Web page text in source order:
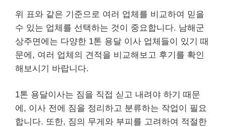
위 표와 같은 기준으로 여러 업체를 비교하여 믿을
수 있는 업체를 선택하는 것이 중요합니다. 남해군
상주면에는 다양한 1톤 용달 이사 업체들이 있기 때
문에, 여러 업체의 견적을 비교해보고 후기를 확인
해보시기 바랍니다.
1톤 용달이사는 짐을 직접 싣고 내려야 하기 때문
에, 이사 전에 짐을 정리하고 분류하는 작업이 필요
합니다. 또한, 짐의 무게와 부피를 고려하여 적절한